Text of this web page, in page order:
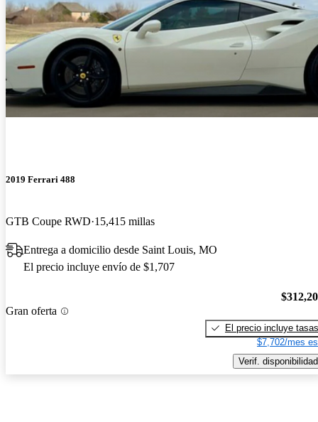
2019 Ferrari 488
GTB Coupe RWD 15,415 millas
Entrega a domicilio desde Saint Louis, MO
El precio incluye envío de $1,707
Gran oferta
El precio incluye tasas
$7,702/mes
Verif. disponibilidad